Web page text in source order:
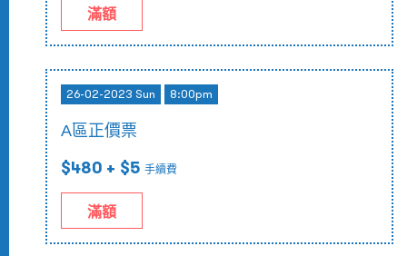
滿額
26-02-2023 Sun 8:00pm
A區正價票
$480 + $5 手續費
滿額